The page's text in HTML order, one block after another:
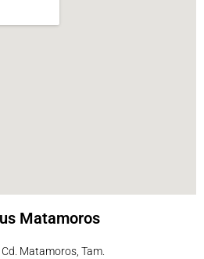
Matamoros
Matamoros, Tam.